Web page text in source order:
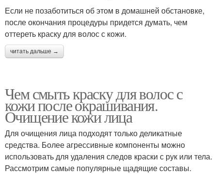
Если не позаботиться об этом в домашней обстановке,
после окончания процедуры придется думать, чем
оттереть краску для волос с кожи.
читать дальше →
Чем смыть краску для волос с
кожи после окрашивания.
Очищение кожи лица
Для очищения лица подходят только деликатные
средства. Более агрессивные компоненты можно
использовать для удаления следов краски с рук или тела.
Рассмотрим самые популярные щадящие составы.